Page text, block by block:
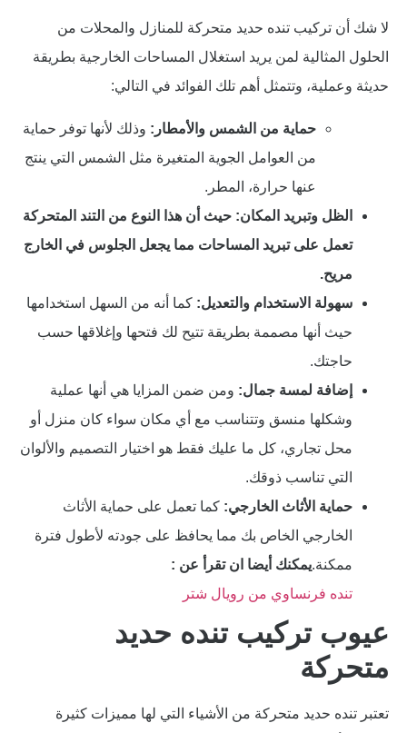
لا شك أن تركيب تنده حديد متحركة للمنازل والمحلات من
الحلول المثالية لمن يريد استغلال المساحات الخارجية بطريقة
حديثة وعملية، وتتمثل أهم تلك الفوائد في التالي:
حماية من الشمس والأمطار: وذلك لأنها توفر حماية
من العوامل الجوية المتغيرة مثل الشمس التي ينتج
عنها حرارة، المطر.
الظل وتبريد المكان: حيث أن هذا النوع من التند المتحركة
تعمل على تبريد المساحات مما يجعل الجلوس في الخارج
مريح.
سهولة الاستخدام والتعديل: كما أنه من السهل استخدامها
حيث أنها مصممة بطريقة تتيح لك فتحها وإغلاقها حسب
حاجتك.
إضافة لمسة جمال: ومن ضمن المزايا هي أنها عملية
وشكلها منسق وتتناسب مع أي مكان سواء كان منزل أو
محل تجاري، كل ما عليك فقط هو اختيار التصميم والألوان
التي تناسب ذوقك.
حماية الأثاث الخارجي: كما تعمل على حماية الأثاث
الخارجي الخاص بك مما يحافظ على جودته لأطول فترة
ممكنة.يمكنك أيضا ان تقرأ عن :
تنده فرنساوي من رويال شتر
عيوب تركيب تنده حديد
متحركة
تعتبر تنده حديد متحركة من الأشياء التي لها مميزات كثيرة